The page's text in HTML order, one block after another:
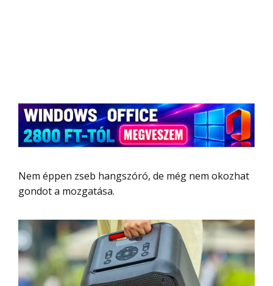
Nem éppen zseb hangszóró, de még nem okozhat
gondot a mozgatása.